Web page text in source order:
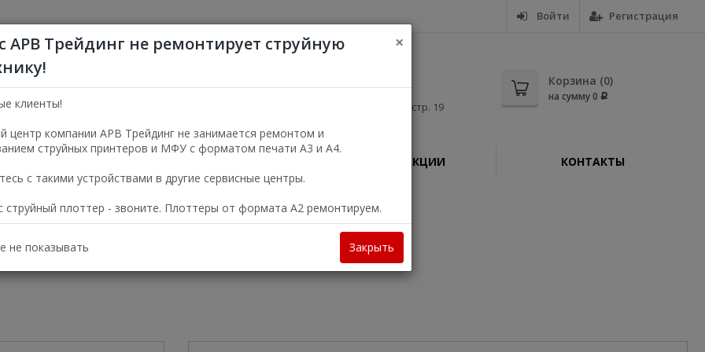
Войти Регистрация
Пн—Пт 9:00—18:00
г. Москва, ул. Электродная, д. 11, стр. 19
Корзина (0)
на сумму0 Р
АКЦИИ КОНТАКТЫ
Kyocera в офисах Москвы и МО
АРВ Трейдинг не ремонтирует струйную
×
клиенты!
центр компании АРВ Трейдинг не занимается ремонтом и
струйных принтеров и МФУ с форматом печати А3 и А4.
с такими устройствами в другие сервисные центры.
струйный плоттер - звоните. Плоттеры от формата А2 ремонтируем.
не показывать Закрыть